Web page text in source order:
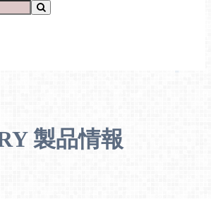
製品情報